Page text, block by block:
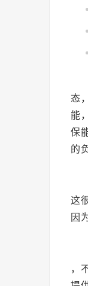
态
能
保
的
这
因
，